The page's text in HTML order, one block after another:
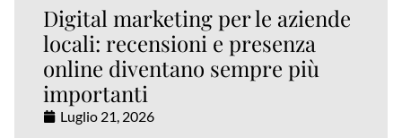
Digital marketing per le aziende
locali: recensioni e presenza
online diventano sempre più
importanti
Luglio 21, 2026